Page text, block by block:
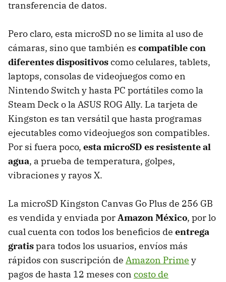
transferencia de datos.
Pero claro, esta microSD no se limita al uso de
cámaras, sino que también es compatible con
diferentes dispositivoscomo celulares, tablets,
laptops, consolas de videojuegos como en
Nintendo Switch y hasta PC portátiles como la
Steam Deck o la ASUS ROG Ally. La tarjeta de
Kingston es tan versátil que hasta programas
ejecutables como videojuegos son compatibles.
Por si fuera poco, esta microSD es resistente al
agua, a prueba de temperatura, golpes,
vibraciones y rayos X.
La microSD Kingston Canvas Go Plus de 256 GB
es vendida y enviada porAmazon México, por lo
cual cuenta con todos los beneficios de entrega
gratispara todos los usuarios, envíos más
rápidos con suscripción de Amazon Prime y
pagos de hasta 12 meses con costo de